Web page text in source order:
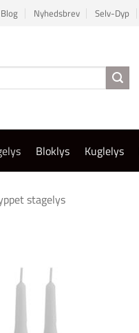
Blog Nyhedsbrev Selv-Dyp
Bloklys Kuglelys
stagelys